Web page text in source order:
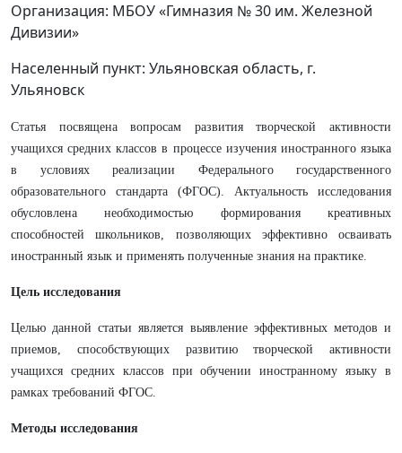
Организация: МБОУ «Гимназия № 30 им. Железной
Дивизии»
Населенный пункт: Ульяновская область, г.
Ульяновск
Статья посвящена вопросам развития творческой активности
учащихся средних классов в процессе изучения иностранного языка
в условиях реализации Федерального государственного
образовательного стандарта (ФГОС). Актуальность исследования
обусловлена необходимостью формирования креативных
способностей школьников, позволяющих эффективно осваивать
иностранный язык и применять полученные знания на практике.
Цель исследования
Целью данной статьи является выявление эффективных методов и
приемов, способствующих развитию творческой активности
учащихся средних классов при обучении иностранному языку в
рамках требований ФГОС.
Методы исследования